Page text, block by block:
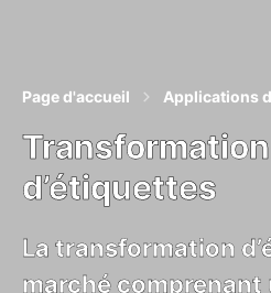
Page d'accueil Applications
Transformation
d’étiquettes
La transformation
marché comprenant